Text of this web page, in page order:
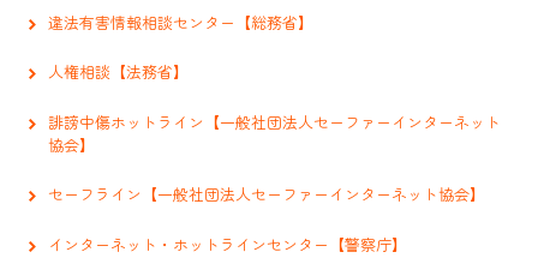
違法有害情報相談センター【総務省】
人権相談【法務省】
誹謗中傷ホットライン【一般社団法人セーファーインターネット
協会】
セーフライン【一般社団法人セーファーインターネット協会】
インターネット・ホットラインセンター【警察庁】